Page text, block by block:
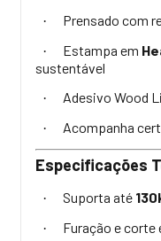
· Prensado com
· Estampa em
sustentável
· Adesivo Wood
· Acompanha
Especificações
· Suporta até
· Furação e corte